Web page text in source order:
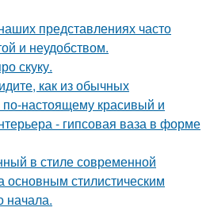
представлениях часто
и неудобством.
скуку.
как из обычных
настоящему красивый и
- гипсовая ваза в форме
в стиле современной
основным стилистическим
начала.